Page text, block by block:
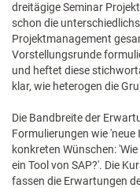
dreitägige Seminar
schon die
Projektmanagement
Vorstellungsrunde
und heftet diese
klar, wie heterogen die
Die Bandbreite der
Formulierungen wie
konkreten Wünschen:
ein Tool von SAP?'. Die
fassen die Erwartungen